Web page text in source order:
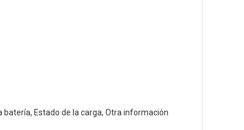
Estado de la carga, Otra información